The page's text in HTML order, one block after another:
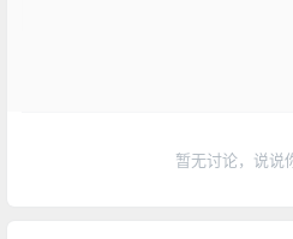
暂无讨论，说说